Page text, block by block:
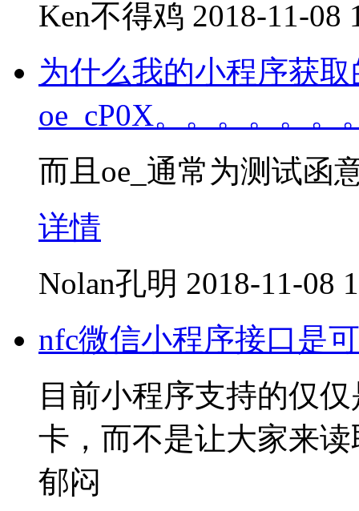
Ken不得鸡 2018-11-08
为什么我的小程序获取
oe_cP0X。。。。。。
而且oe_通常为测试函
详情
Nolan孔明 2018-11-08
nfc微信小程序接口是
目前小程序支持的仅
卡，而不是让大家来
郁闷